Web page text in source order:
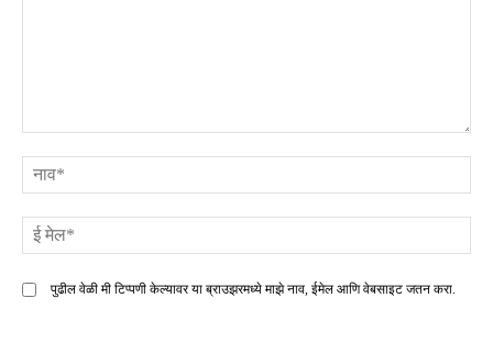
पुढील वेळी मी टिप्पणी केल्यावर या ब्राउझरमध्ये माझे नाव, ईमेल आणि वेबसाइट जतन करा.